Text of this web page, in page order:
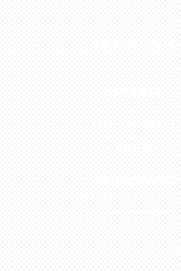
0813-1054-7548
JAKARTA
Perumahan Boulevard
Taman Surya 3 Blok h2,
No.27, Jakarta –
Indonesia
TANGERANG
Husein Sastra Negara,
No.8 Jurumudi Tangerang
– Indonesia